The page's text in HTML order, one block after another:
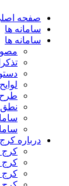
صفحه
سامانه ها
سامانه ها
طرح
نطق
درباره کرج
کرج
کرج
کرج